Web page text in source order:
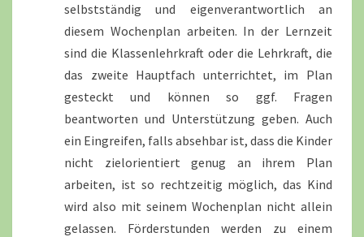
selbstständig und eigenverantwortlich an
diesem Wochenplan arbeiten. In der Lernzeit
sind die Klassenlehrkraft oder die Lehrkraft, die
das zweite Hauptfach unterrichtet, im Plan
gesteckt und können so ggf. Fragen
beantworten und Unterstützung geben. Auch
ein Eingreifen, falls absehbar ist, dass die Kinder
nicht zielorientiert genug an ihrem Plan
arbeiten, ist so rechtzeitig möglich, das Kind
wird also mit seinem Wochenplan nicht allein
gelassen. Förderstunden werden zu einem